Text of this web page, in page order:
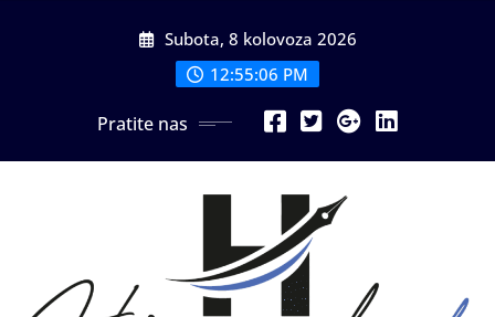
Subota, 8 kolovoza 2026
12:55:07 PM
Pratite nas